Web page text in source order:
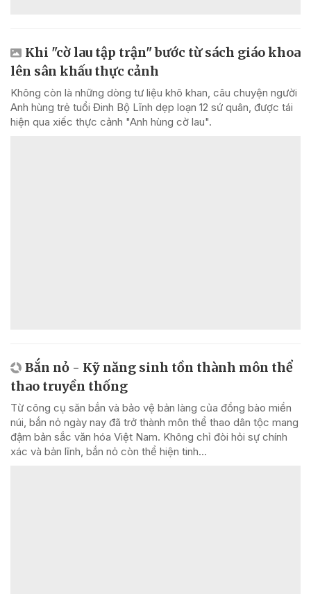
Khi "cờ lau tập trận" bước từ sách giáo khoa
lên sân khấu thực cảnh
Không còn là những dòng tư liệu khô khan, câu chuyện người
Anh hùng trẻ tuổi Đinh Bộ Lĩnh dẹp loạn 12 sứ quân, được tái
hiện qua xiếc thực cảnh "Anh hùng cờ lau".
Bắn nỏ - Kỹ năng sinh tồn thành môn thể
thao truyền thống
Từ công cụ săn bắn và bảo vệ bản làng của đồng bào miền
núi, bắn nỏ ngày nay đã trở thành môn thể thao dân tộc mang
đậm bản sắc văn hóa Việt Nam. Không chỉ đòi hỏi sự chính
xác và bản lĩnh, bắn nỏ còn thể hiện tinh...